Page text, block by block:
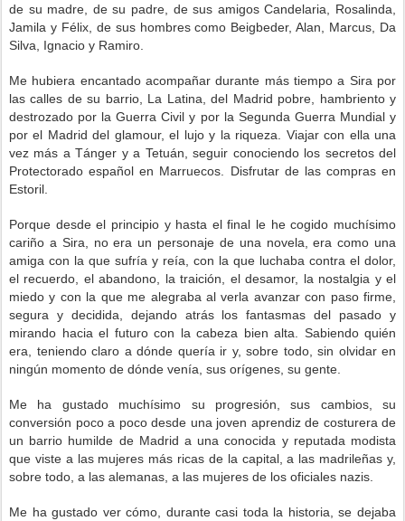
de su madre, de su padre, de sus amigos Candelaria, Rosalinda,
Jamila y Félix, de sus hombres como Beigbeder, Alan, Marcus, Da
Silva, Ignacio y Ramiro.
Me hubiera encantado acompañar durante más tiempo a Sira por
las calles de su barrio, La Latina, del Madrid pobre, hambriento y
destrozado por la Guerra Civil y por la Segunda Guerra Mundial y
por el Madrid del glamour, el lujo y la riqueza. Viajar con ella una
vez más a Tánger y a Tetuán, seguir conociendo los secretos del
Protectorado español en Marruecos. Disfrutar de las compras en
Estoril.
Porque desde el principio y hasta el final le he cogido muchísimo
cariño a Sira, no era un personaje de una novela, era como una
amiga con la que sufría y reía, con la que luchaba contra el dolor,
el recuerdo, el abandono, la traición, el desamor, la nostalgia y el
miedo y con la que me alegraba al verla avanzar con paso firme,
segura y decidida, dejando atrás los fantasmas del pasado y
mirando hacia el futuro con la cabeza bien alta. Sabiendo quién
era, teniendo claro a dónde quería ir y, sobre todo, sin olvidar en
ningún momento de dónde venía, sus orígenes, su gente.
Me ha gustado muchísimo su progresión, sus cambios, su
conversión poco a poco desde una joven aprendiz de costurera de
un barrio humilde de Madrid a una conocida y reputada modista
que viste a las mujeres más ricas de la capital, a las madrileñas y,
sobre todo, a las alemanas, a las mujeres de los oficiales nazis.
Me ha gustado ver cómo, durante casi toda la historia, se dejaba